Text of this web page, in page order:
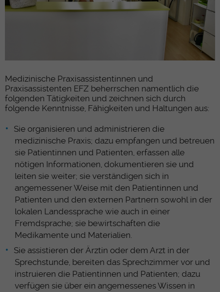
Medizinische Praxisassistentinnen und
Praxisassistenten EFZ beherrschen namentlich die
folgenden Tätigkeiten und zeichnen sich durch
folgende Kenntnisse, Fähigkeiten und Haltungen aus:
Sie organisieren und administrieren die
medizinische Praxis; dazu empfangen und betreuen
sie Patientinnen und Patienten, erfassen alle
nötigen Informationen, dokumentieren sie und
leiten sie weiter; sie verständigen sich in
angemessener Weise mit den Patientinnen und
Patienten und den externen Partnern sowohl in der
lokalen Landessprache wie auch in einer
Fremdsprache; sie bewirtschaften die
Medikamente und Materialien.
Sie assistieren der Ärztin oder dem Arzt in der
Sprechstunde, bereiten das Sprechzimmer vor und
instruieren die Patientinnen und Patienten; dazu
verfügen sie über ein angemessenes Wissen in